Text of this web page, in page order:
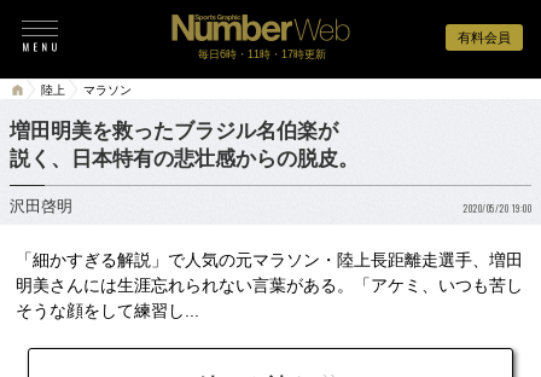
有料会員
毎日6時・11時・17時更新
陸上 マラソン
増田明美を救ったブラジル名伯楽が
説く、日本特有の悲壮感からの脱皮。
沢田啓明 2020/05/20 19:00
「細かすぎる解説」で人気の元マラソン・陸上長距離走選手、増田
明美さんには生涯忘れられない言葉がある。「アケミ、いつも苦し
そうな顔をして練習し...